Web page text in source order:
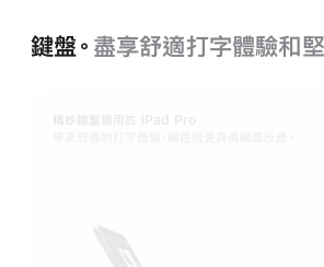
鍵盤。 盡享舒適打字體驗和堅